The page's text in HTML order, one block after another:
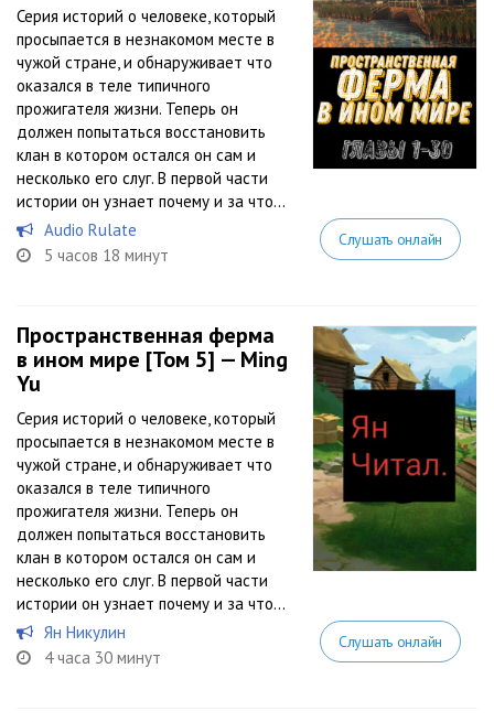
Серия историй о человеке, который
просыпается в незнакомом месте в
чужой стране, и обнаруживает что
оказался в теле типичного
прожигателя жизни. Теперь он
должен попытаться восстановить
клан в котором остался он сам и
несколько его слуг. В первой части
истории он узнает почему и за что...
Audio Rulate
5 часов 18 минут
Слушать онлайн
Пространственная ферма
в ином мире [Том 5] — Ming
Yu
Серия историй о человеке, который
просыпается в незнакомом месте в
чужой стране, и обнаруживает что
оказался в теле типичного
прожигателя жизни. Теперь он
должен попытаться восстановить
клан в котором остался он сам и
несколько его слуг. В первой части
истории он узнает почему и за что...
Ян Никулин
4 часа 30 минут
Слушать онлайн